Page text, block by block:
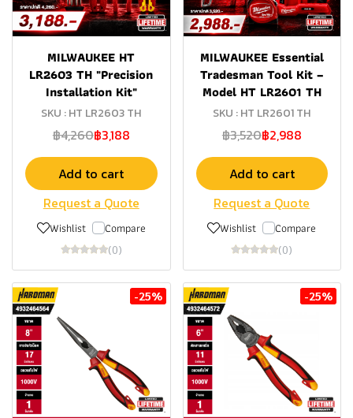
MILWAUKEE HT
LR2603 TH "Precision
Installation Kit"
SKU : HT LR2603 TH
฿4,260฿3,188
Add to cart
Request a Quote
Wishlist Compare
(0)
MILWAUKEE Essential
Tradesman Tool Kit –
Model HT LR2601 TH
SKU : HT LR2601 TH
฿3,520฿2,988
Add to cart
Request a Quote
Wishlist Compare
(0)
-25% -25%